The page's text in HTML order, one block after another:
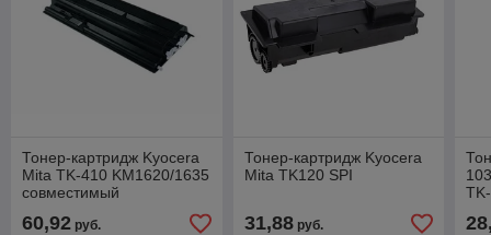
Тонер-картридж Kyocera
Mita TK-410 KM1620/1635
совместимый
60,92 руб.
Тонер-картридж Kyocera
Mita TK120 SPI
31,88руб.